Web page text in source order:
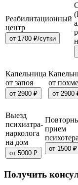
Реабилитационный
центр
от 1700 ₽/сутки
Капельница
от запоя
от 2900 ₽
от
от 2900
Выезд
психиатра-
нарколога
на дом
от 5000 ₽
прием
от 1500 ₽
Получить